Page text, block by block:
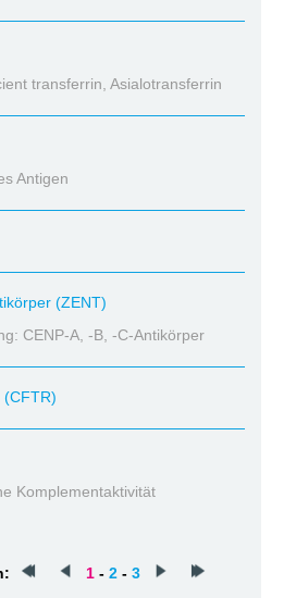
transferrin, Asialotransferrin
Antigen
(ZENT)
CENP-A, -B, -C-Antikörper
(CFTR)
Komplementaktivität
1 - 2 - 3